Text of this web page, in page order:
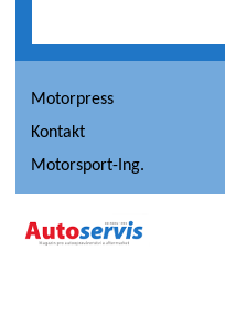
Motorpress
Kontakt
Motorsport-Ing.